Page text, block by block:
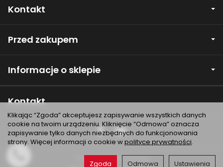
Kontakt
Przed zakupem
Informacje o sklepie
Kontakt
koszty dostawy
Klikając “Zgoda” akceptujesz zapisywanie wszystkich danych
cookie na twoim urządzeniu. Kliknięcie “Odmowa” oznacza
zapisywanie tylko danych niezbędnych do funkcjonowania
strony. Więcej informacji o cookie wpolityce prywatności.
Ustawienia
Odmowa
Zgoda